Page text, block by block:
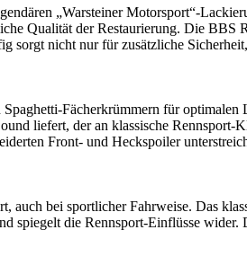
„Warsteiner Motorsport“-
Qualität der Restaurierung. Die BBS
sorgt nicht nur für zusätzliche
Fächerkrümmern für optimalen
liefert, der an klassische Rennsport-
Front- und Heckspoiler
auch bei sportlicher Fahrweise. Das
spiegelt die Rennsport-Einflüsse wider.